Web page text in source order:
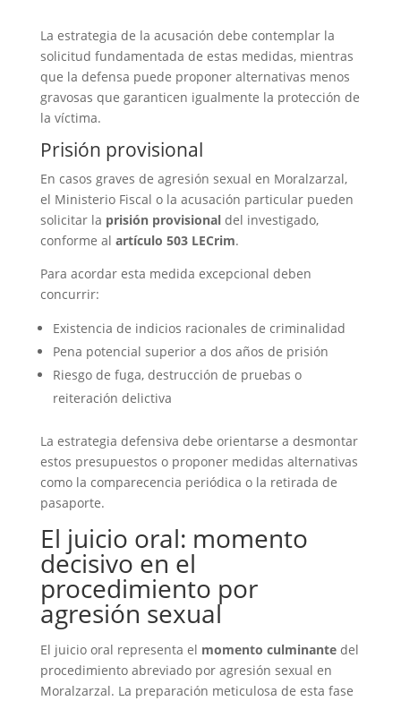
La estrategia de la acusación debe contemplar la
solicitud fundamentada de estas medidas, mientras
que la defensa puede proponer alternativas menos
gravosas que garanticen igualmente la protección de
la víctima.
Prisión provisional
En casos graves de agresión sexual en Moralzarzal,
el Ministerio Fiscal o la acusación particular pueden
solicitar la prisión provisionaldel investigado,
conforme al artículo 503 LECrim.
Para acordar esta medida excepcional deben
concurrir:
Existencia de indicios racionales de criminalidad
Pena potencial superior a dos años de prisión
Riesgo de fuga, destrucción de pruebas o
reiteración delictiva
La estrategia defensiva debe orientarse a desmontar
estos presupuestos o proponer medidas alternativas
como la comparecencia periódica o la retirada de
pasaporte.
El juicio oral: momento
decisivo en el
procedimiento por
agresión sexual
El juicio oral representa el momento culminantedel
procedimiento abreviado por agresión sexual en
Moralzarzal. La preparación meticulosa de esta fase